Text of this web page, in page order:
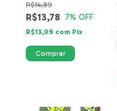
R$13,78
R$14,89
7% OFF
R$13,09 com Pix